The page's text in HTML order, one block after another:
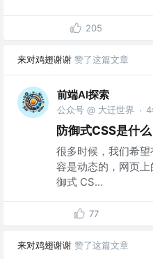
205
来对鸡翅谢谢 赞了这篇文章
前端AI探索
公众号 @ 大迁世界 · 4
防御式CSS是什
很多时候，我们希
容是动态的，网页
御式 CS...
77
来对鸡翅谢谢 赞了这篇文章